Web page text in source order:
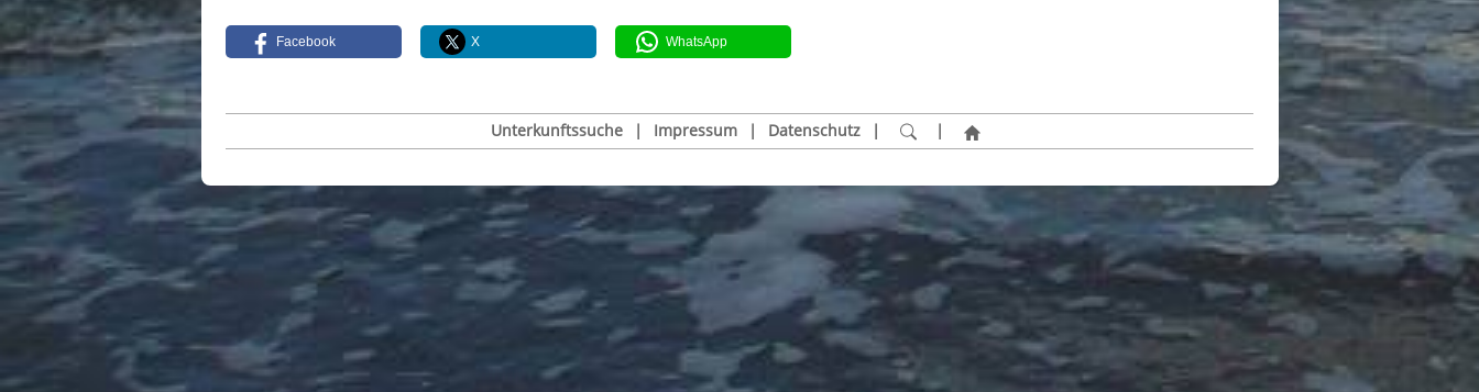
Facebook X WhatsApp
Unterkunftssuche | Impressum | Datenschutz | |